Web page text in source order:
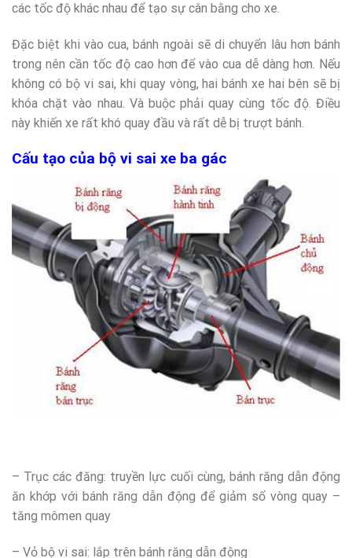
các tốc độ khác nhau để tạo sự cân bằng cho xe.
Đặc biệt khi vào cua, bánh ngoài sẽ di chuyển lâu hơn bánh
trong nên cần tốc độ cao hơn để vào cua dễ dàng hơn. Nếu
không có bộ vi sai, khi quay vòng, hai bánh xe hai bên sẽ bị
khóa chặt vào nhau. Và buộc phải quay cùng tốc độ. Điều
này khiến xe rất khó quay đầu và rất dễ bị trượt bánh.
Cấu tạo của bộ vi sai xe ba gác
– Trục các đăng: truyền lực cuối cùng, bánh răng dẫn động
ăn khớp với bánh răng dẫn động để giảm số vòng quay –
tăng mômen quay
– Vỏ bộ vi sai: lắp trên bánh răng dẫn động